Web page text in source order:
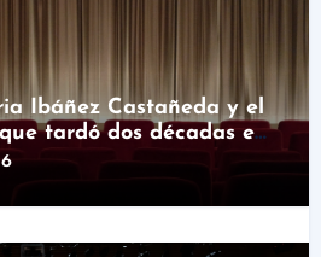
Ibáñez Castañeda y el
tardó dos décadas en